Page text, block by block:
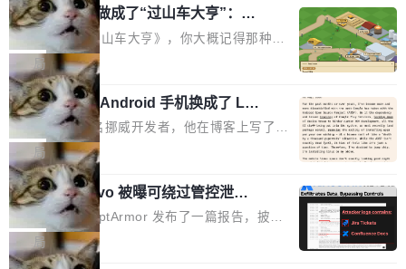
00 条人类审批通过的指令，人类只拦截了 6 条
自动模式放过的指令。更令人担忧的是，随着会
话变长，人类的检测率从早期的约 17% 下降到
50 轮后的约 5%——人会疲劳，机器不会。 第
二组：出了事有多严重？在 5-6 月标记的...
稳定产出真正好的结果，需要真正的理解。机器
能按食谱重复操作、规模化产出，但它不知道你
脑子里到底想要什么，除非你把想法翻译成明确
的需求。 文章的核心论点很简单：AI 让你更
快，但快不等于好。 它能自动化重复劳动、生成
代码起点、解释逻辑，但它经常自信地给出错误
结果——「一块焦炭，上面放了一枝百里香，然
后告诉你这是三分熟。」 判断力仍然是不可替代
的。AI「不能替你定义什么是好，不能决定哪些
取舍可以接受」，也看不出来什么时候结果在技
术上正确、但方向完...
他把芯片制造做成了“过山车大亨”：一
个浏览器里的半导体工厂
如果你玩过《过山车大亨》，你大概记得那种俯
瞰视角——小人在公园里走来走去，游乐设施运
转着，一切都在你的注视下运行。现在想象同样
的视角，但公园里不是过山车，而是一座完整的
芯片制造工厂。 这就是 Chip Tycoon。 一个黄
色的小车载着一片硅晶圆，穿过 20 栋建筑，从
石英砂一路走到封装好的芯片。晶圆在每一站都
会发生肉眼可见的变化——长晶体、抛光、涂光
刻胶、蚀刻、离子注入、铜互联。公园中央是一
个环形路线，因为芯片制造需要把光刻流程重复
大约 60 次，每次一层。动画里简化为 4 圈。 整
局
一名开发者将 Android 手机换成了 Lin
ux，称“AOSP 已死”
Runarcn 是一名挪威开发者，他在博客上写了一
篇文章，标题很直白：《I'm switching my phon
e from Android to Linux》。 他的核心论点很简
单：AOSP（Android Open Source Project）
已经死了。不是技术上死了，而是作为一个真正
的开源项目死了。Google 把越来越多的核心功
能从 AOSP 移到了闭源的 Google Play Service
局
Atlassian Rovo 被曝可绕过管控泄露 J
ira 和 Confluence 数据，厂商两个月没
回复
安全公司 PromptArmor 发布了一篇报告，披露
Atlassian 的 AI agent Rovo 存在严重的数据泄
露漏洞：攻击者可以通过 indirect prompt inject
局